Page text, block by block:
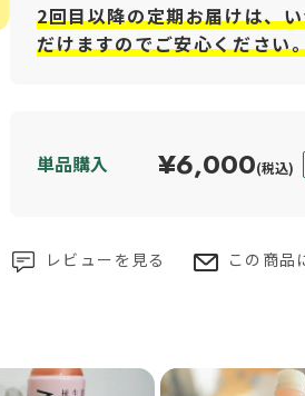
2回目以降の定期お届けは、
だけますのでご安心ください
単品購入 ¥6,000(税込)
レビューを見る この商品